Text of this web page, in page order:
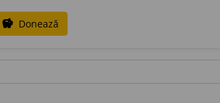
savings Donează